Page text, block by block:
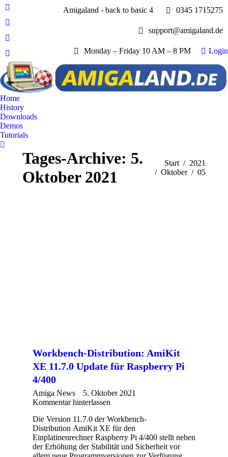
Facebook
page
opens
new
window
YouTube
page
opens
in
new
window
Whatsapp
page
opens
in
new
window
E-
Mail
page
opens
in
new
window
Amigaland - back to basic 4 0345 1715275
support@amigaland.de
Monday – Friday 10 AM – 8 PM Login
Home
History
Downloads
Demos
Tutorials
Search:
Tages-Archive: 5.
Oktober 2021
Sie befinden sich hier:
Start
2021
Oktober
05
Workbench-Distribution: AmiKit
XE 11.7.0 Update für Raspberry Pi
4/400
Amiga News
5. Oktober 2021
Kommentar hinterlassen
Die Version 11.7.0 der Workbench-
Distribution AmiKit XE für den
Einplatinenrechner Raspberry Pi 4/400 stellt neben
der Erhöhung der Stabilität und Sicherheit vor